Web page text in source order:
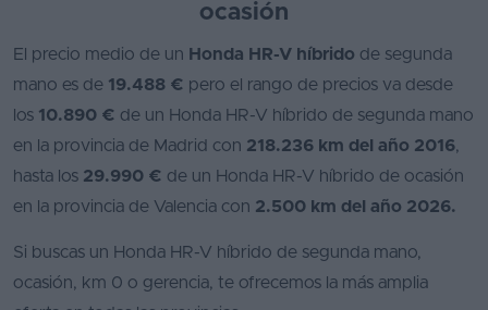
ocasión
El precio medio de un Honda HR-V híbrido de segunda
mano es de 19.488 € pero el rango de precios va desde
los 10.890 € de un Honda HR-V híbrido de segunda mano
en la provincia de Madrid con 218.236 km del año 2016,
hasta los 29.990 € de un Honda HR-V híbrido de ocasión
en la provincia de Valencia con 2.500 km del año 2026.
Si buscas un Honda HR-V híbrido de segunda mano,
ocasión, km 0 o gerencia, te ofrecemos la más amplia